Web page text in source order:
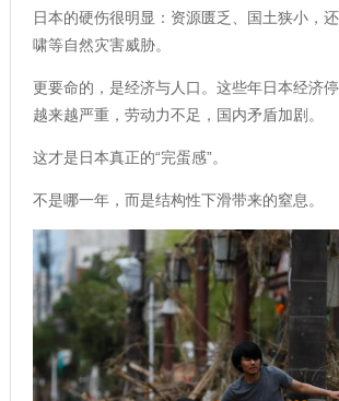
日本的硬伤很明显：资源匮乏、国土狭小，
啸等自然灾害威胁。
更要命的，是经济与人口。这些年日本经济
越来越严重，劳动力不足，国内矛盾加剧。
这才是日本真正的“完蛋感”。
不是哪一年，而是结构性下滑带来的窒息。